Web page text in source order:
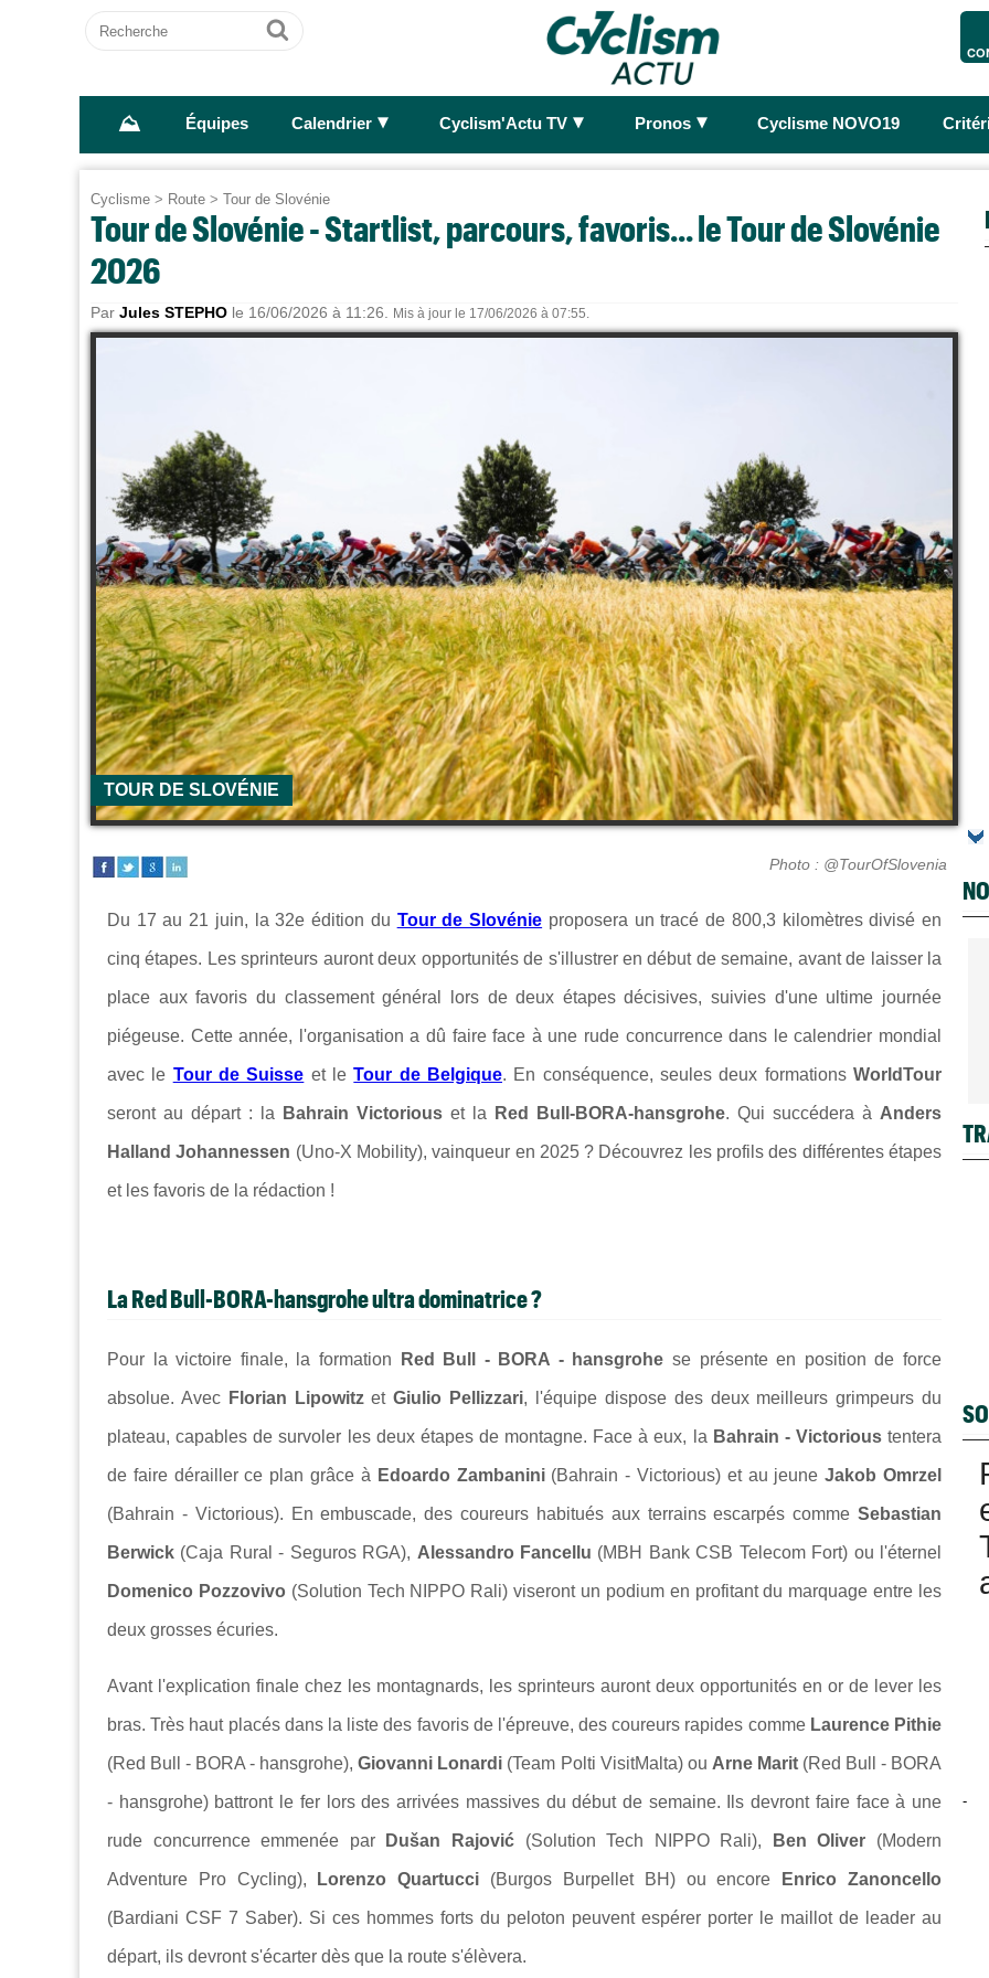
Recherche
Ok
⛰ Équipes Calendrier ► Cyclism'Actu TV ► Pronos ► Cyclisme NOVO19
Cyclisme > Route > Tour de Slovénie
Tour de Slovénie - Startlist, parcours, favoris... le Tour de Slovénie
2026
Par Jules STEPHO le 16/06/2026 à 11:26. Mis à jour le 17/06/2026 à 07:55.
TOUR DE SLOVÉNIE
Photo : @TourOfSlovenia
Du 17 au 21 juin, la 32e édition du Tour de Slovénie proposera un tracé de 800,3 kilomètres divisé en
cinq étapes. Les sprinteurs auront deux opportunités de s'illustrer en début de semaine, avant de laisser la
place aux favoris du classement général lors de deux étapes décisives, suivies d'une ultime journée
piégeuse. Cette année, l'organisation a dû faire face à une rude concurrence dans le calendrier mondial
avec le Tour de Suisse et leTour de Belgique. En conséquence, seules deux formationsWorldTour
seront au départ : la Bahrain Victorious et la Red Bull-BORA-hansgrohe. Qui succédera à Anders
Halland Johannessen (Uno-X Mobility), vainqueur en 2025 ? Découvrez les profils des différentes étapes
et les favoris de la rédaction !
La Red Bull-BORA-hansgrohe ultra dominatrice ?
Pour la victoire finale, la formation Red Bull - BORA - hansgrohe se présente en position de force
absolue. Avec Florian LipowitzetGiulio Pellizzari, l'équipe dispose des deux meilleurs grimpeurs du
plateau, capables de survoler les deux étapes de montagne. Face à eux, la Bahrain - Victorioustentera
de faire dérailler ce plan grâce à Edoardo Zambanini(Bahrain - Victorious) et au jeuneJakob Omrzel
(Bahrain - Victorious). En embuscade, des coureurs habitués aux terrains escarpés comme Sebastian
Berwick (Caja Rural - Seguros RGA), Alessandro Fancellu (MBH Bank CSB Telecom Fort) ou l'éternel
Domenico Pozzovivo (Solution Tech NIPPO Rali) viseront un podium en profitant du marquage entre les
deux grosses écuries.
Avant l'explication finale chez les montagnards, les sprinteurs auront deux opportunités en or de lever les
bras. Très haut placés dans la liste des favoris de l'épreuve, des coureurs rapides comme Laurence Pithie
(Red Bull - BORA - hansgrohe),Giovanni Lonardi (Team Polti VisitMalta) ou Arne Marit(Red Bull - BORA
- hansgrohe) battront le fer lors des arrivées massives du début de semaine. Ils devront faire face à une
rude concurrence emmenée par Dušan Rajović(Solution Tech NIPPO Rali), Ben Oliver (Modern
Adventure Pro Cycling), Lorenzo Quartucci (Burgos Burpellet BH) ou encore Enrico Zanoncello
(Bardiani CSF 7 Saber). Si ces hommes forts du peloton peuvent espérer porter le maillot de leader au
départ, ils devront s'écarter dès que la route s'élèvera.
-